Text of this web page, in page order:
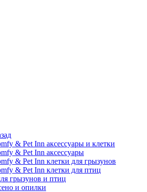
& Pet Inn аксессуары и клетки
& Pet Inn аксессуары
& Pet Inn клетки для грызунов
& Pet Inn клетки для птиц
грызунов и птиц
и опилки